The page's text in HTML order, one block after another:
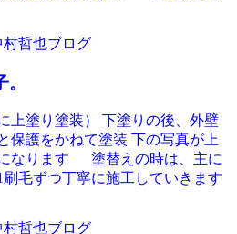
村哲也ブログ
。
上塗り塗装） 下塗りの後、外壁
保護をかねて塗装 下の写真が上
なります 塗替えの時は、主に
毛ずつ丁寧に施工していきます
村哲也ブログ